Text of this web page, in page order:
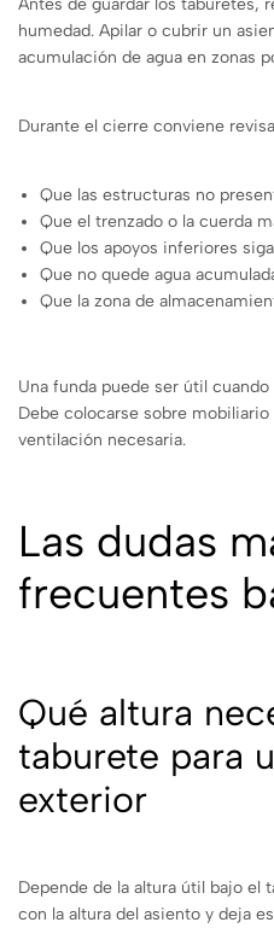
humedad. Apilar o cubrir un
acumulación de agua en zonas
Durante el cierre conviene
Que las estructuras no
Que el trenzado o la cuerda
Que los apoyos inferiores
Que no quede agua
Que la zona de
Una funda puede ser útil
Debe colocarse sobre
ventilación necesaria.
Las dudas
frecuentes
Qué altura
taburete para
exterior
Depende de la altura útil bajo el
con la altura del asiento y deja